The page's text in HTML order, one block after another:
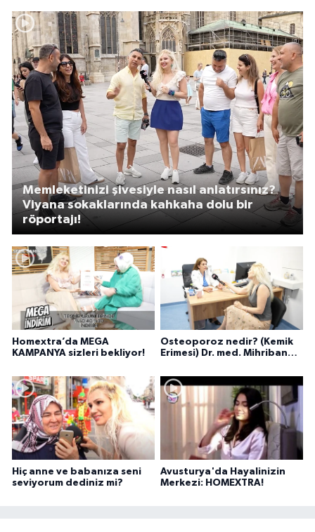
Homextra’da MEGA
KAMPANYA sizleri bekliyor!
Osteoporoz nedir? (Kemik
Erimesi) Dr. med. Mihriban
Memleketinizi şivesiyle nasıl anlatırsınız?
Viyana sokaklarında kahkaha dolu bir
röportajı!
Hiç anne ve babanıza seni
seviyorum dediniz mi?
Avusturya'da Hayalinizin
Merkezi: HOMEXTRA!